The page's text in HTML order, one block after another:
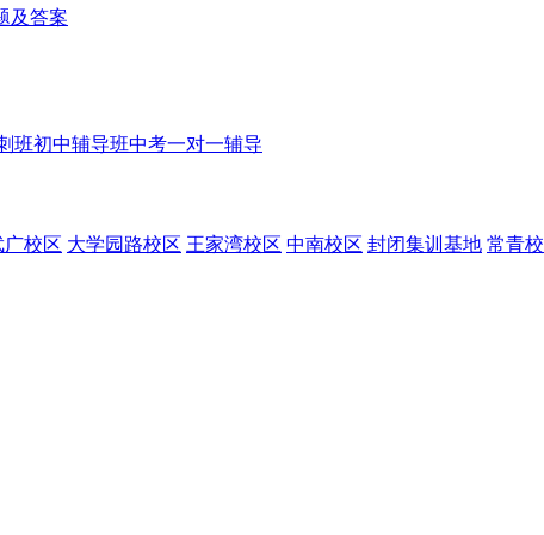
及答案
班初中辅导班中考一对一辅导
广校区 大学园路校区 王家湾校区 中南校区 封闭集训基地 常青